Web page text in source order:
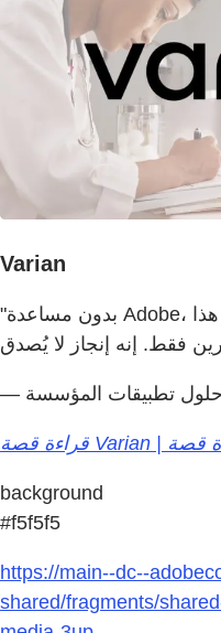
Varian
"بدون مساعدة Adobe، لم نكن لنتمكن من تحقيق مثل هذا
background
#f5f5f5
https://main--dc--
shared/fragments/